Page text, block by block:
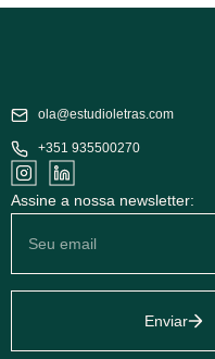
ola@estudioletras.com
+351 935500270
Assine a nossa newsletter:
Enviar